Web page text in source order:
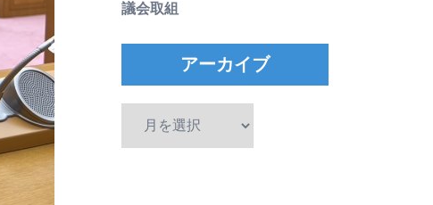
議会取組
アーカイブ